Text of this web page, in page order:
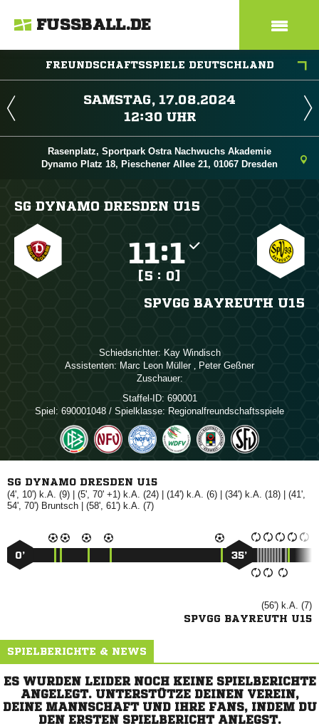
FUSSBALL.DE
FREUNDSCHAFTSSPIELE DEUTSCHLAND
 
 
Rasenplatz, Sportpark Ostra Nachwuchs Akademie
Dynamo Platz 18, Pieschener Allee 21, 01067 Dresden
SG DYNAMO DRESDEN U15
:
[5 : 0]
SPVGG BAYREUTH U15
Schiedsrichter:  
Assistenten:    ,  
Zuschauer:
Staffel-ID: 690001
Spiel: 690001048 / Spielklasse: Regionalfreundschaftsspiele
SG DYNAMO DRESDEN U15
(4', 10') k.A. (9) | (5', 70' +1) k.A. (24) | (14') k.A. (6) | (34') k.A. (18) | (41',
54', 70')  | (58', 61') k.A. (7)
0’ 35’
(56') k.A. (7)
SPVGG BAYREUTH U15
SPIELBERICHTE & NEWS
ES WURDEN LEIDER NOCH KEINE SPIELBERICHTE
ANGELEGT. UNTERSTÜTZE DEINEN VEREIN,
DEINE MANNSCHAFT UND IHRE FANS, INDEM DU
DEN ERSTEN SPIELBERICHT ANLEGST.